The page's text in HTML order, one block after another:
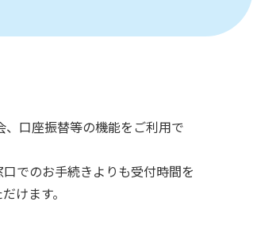
口座振替等の機能をご利用で
でのお手続きよりも受付時間を
けます。